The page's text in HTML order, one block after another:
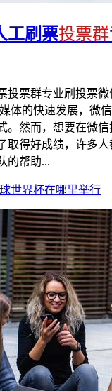
工刷票投票群
投票群专业刷投票
体的快速发展，微
。然而，想要在微
取得好成绩，许多
的帮助...
世界杯在哪里举行